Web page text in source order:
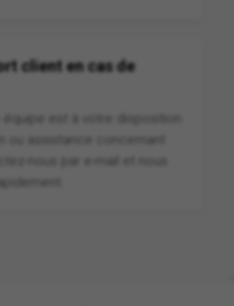
client en cas de
ou assistance concernant
nous par e-mail et nous